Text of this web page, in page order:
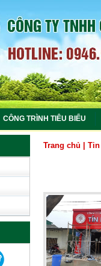
CÔNG TRÌNH TIÊU BIỂU
Trang chủ